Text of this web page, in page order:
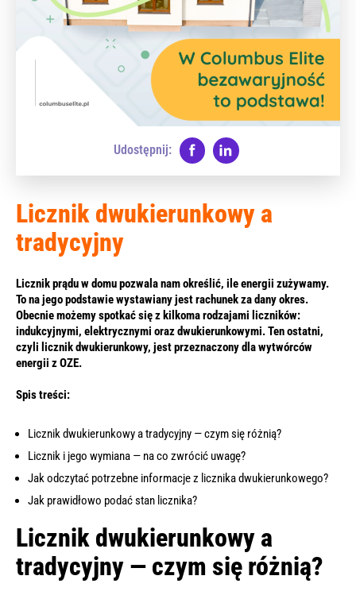
Udostępnij:
Licznik dwukierunkowy a
tradycyjny
Licznik prądu w domu pozwala nam określić, ile energii zużywamy.
To na jego podstawie wystawiany jest rachunek za dany okres.
Obecnie możemy spotkać się z kilkoma rodzajami liczników:
indukcyjnymi, elektrycznymi oraz dwukierunkowymi. Ten ostatni,
czyli licznik dwukierunkowy, jest przeznaczony dla wytwórców
energii z OZE.
Spis treści:
Licznik dwukierunkowy a tradycyjny — czym się różnią?
Licznik i jego wymiana — na co zwrócić uwagę?
Jak odczytać potrzebne informacje z licznika dwukierunkowego?
Jak prawidłowo podać stan licznika?
Licznik dwukierunkowy a
tradycyjny — czym się różnią?